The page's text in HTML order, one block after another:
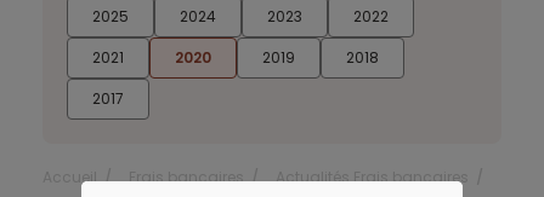
2025 2024 2023
2022
2021
2020 2019
2018
2017
Accueil Frais bancaires
Actualités Frais bancaires